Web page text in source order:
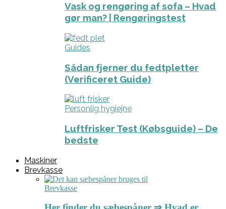
Vask og rengøring af sofa – Hvad
gør man? | Rengøringstest
Guides
Sådan fjerner du fedtpletter
(Verificeret Guide)
Personlig hygiejne
Luftfrisker Test (Købsguide) – De
bedste
Maskiner
Brevkasse
Brevkasse